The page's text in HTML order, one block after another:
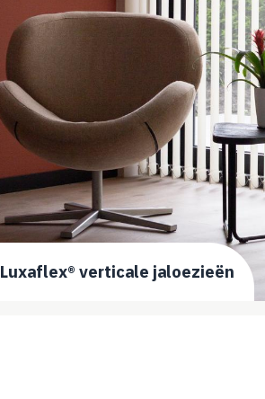
Luxaflex® verticale jaloezieën